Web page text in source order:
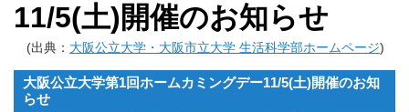
11/5(土)開催のお知らせ
(出典： 大阪公立大学・大阪市立大学 生活科学部ホームページ)
大阪公立大学第1回ホームカミングデー11/5(土)開催のお知
らせ